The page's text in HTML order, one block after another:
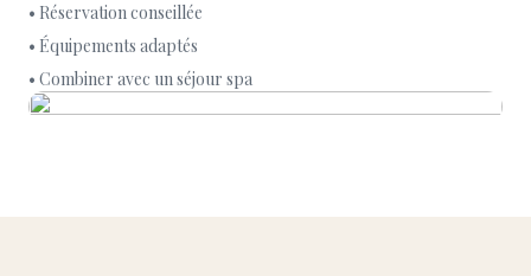
• Réservation conseillée
• Équipements adaptés
• Combiner avec un séjour spa